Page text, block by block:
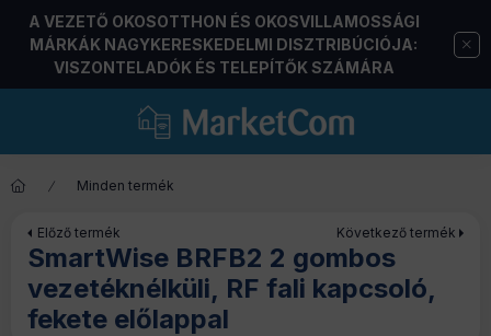
A VEZETŐ OKOSOTTHON ÉS OKOSVILLAMOSSÁGI
MÁRKÁK NAGYKERESKEDELMI DISZTRIBÚCIÓJA:
VISZONTELADÓK ÉS TELEPÍTŐK SZÁMÁRA
Minden termék
Előző termék Következő termék
SmartWise BRFB2 2 gombos
vezetéknélküli, RF fali kapcsoló,
fekete előlappal